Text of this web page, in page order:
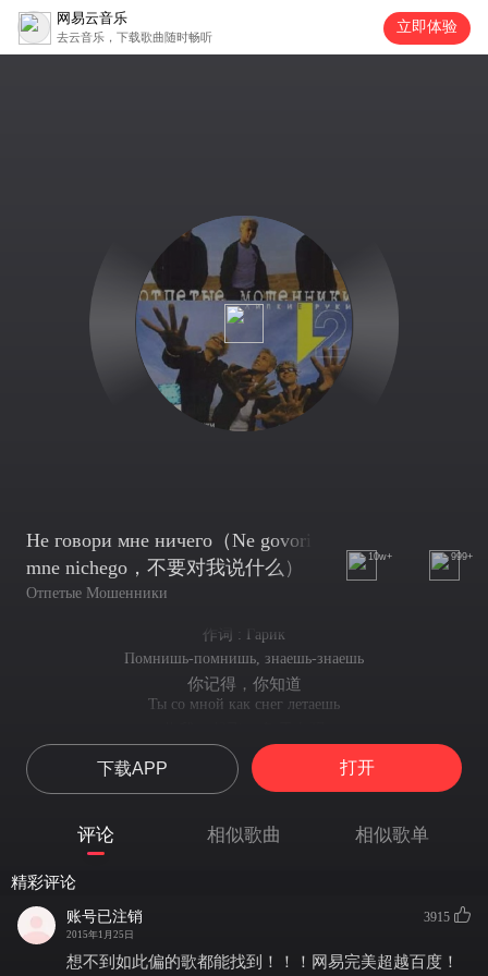
网易云音乐
去云音乐，下载歌曲随时畅听
立即体验
Не говори мне ничего（Ne govori
mne nichego，不要对我说什么）
Отпетые Мошенники
10w+ 999+
作词 : Гарик
Помнишь-помнишь, знаешь-знаешь
你记得，你知道
Ты со мной как снег летаешь
Легко, светло, так нежно
如此温柔、明亮又轻快
Как океан безбрежный
Веришь-веришь, таешь-таешь
你温暖的手(指向太阳)起
下载APP 打开
评论 相似歌曲 相似歌单
精彩评论
账号已注销
2015年1月25日
3915
想不到如此偏的歌都能找到！！！网易完美超越百度！